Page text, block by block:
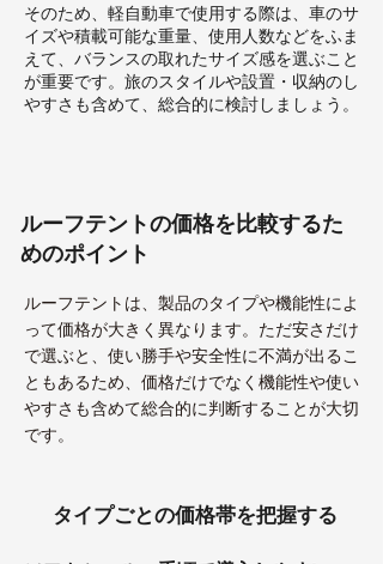
そのため、軽自動車で使用する際は、車のサ
イズや積載可能な重量、使用人数などをふま
えて、バランスの取れたサイズ感を選ぶこと
が重要です。旅のスタイルや設置・収納のし
やすさも含めて、総合的に検討しましょう。
ルーフテントの価格を比較するた
めのポイント
ルーフテントは、製品のタイプや機能性によ
って価格が大きく異なります。ただ安さだけ
で選ぶと、使い勝手や安全性に不満が出るこ
ともあるため、価格だけでなく機能性や使い
やすさも含めて総合的に判断することが大切
です。
タイプごとの価格帯を把握する